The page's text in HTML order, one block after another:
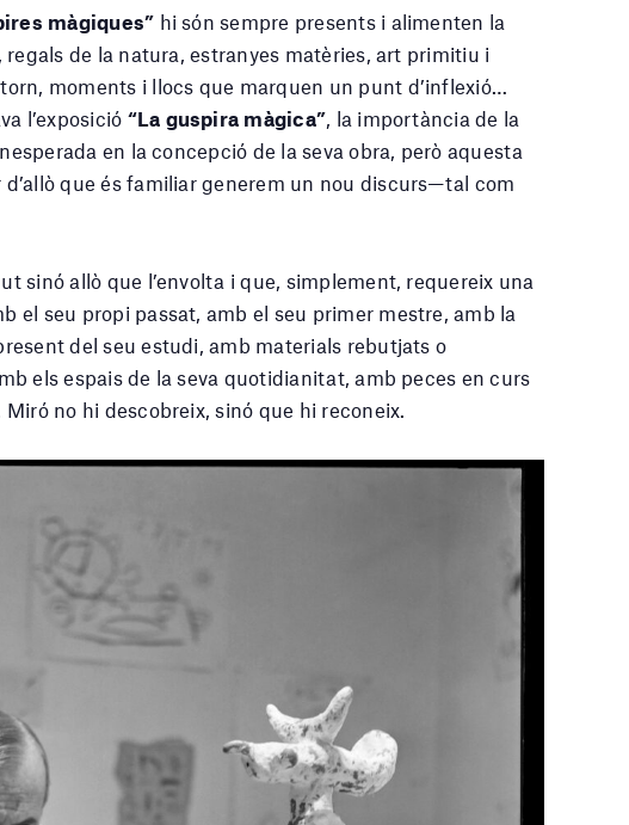
màgiques” hi són sempre presents i alimenten la
de la natura, estranyes matèries, art primitiu i
moments i llocs que marquen un punt d’inflexió…
l’exposició “La guspira màgica”, la importància de la
en la concepció de la seva obra, però aquesta
que és familiar generem un nou discurs—tal com
sinó allò que l’envolta i que, simplement, requereix una
el seu propi passat, amb el seu primer mestre, amb la
del seu estudi, amb materials rebutjats o
els espais de la seva quotidianitat, amb peces en curs
no hi descobreix, sinó que hi reconeix.